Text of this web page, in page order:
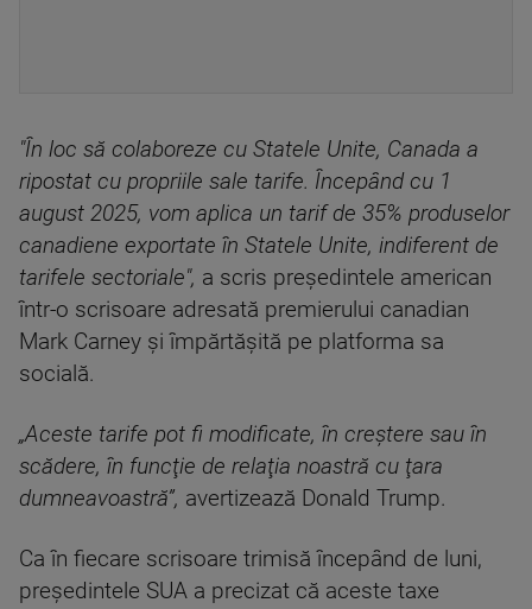
"În loc să colaboreze cu Statele Unite, Canada a
ripostat cu propriile sale tarife. Începând cu 1
august 2025, vom aplica un tarif de 35% produselor
canadiene exportate în Statele Unite, indiferent de
tarifele sectoriale", a scris preşedintele american
într-o scrisoare adresată premierului canadian
Mark Carney şi împărtăşită pe platforma sa
socială.
„Aceste tarife pot fi modificate, în creştere sau în
scădere, în funcţie de relaţia noastră cu ţara
dumneavoastră”, avertizează Donald Trump.
Ca în fiecare scrisoare trimisă începând de luni,
preşedintele SUA a precizat că aceste taxe